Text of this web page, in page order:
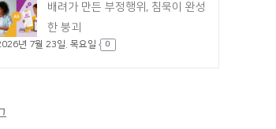
배려가 만든 부정행위, 침묵이 완성
한 붕괴
년 7월 23일. 목요일 0